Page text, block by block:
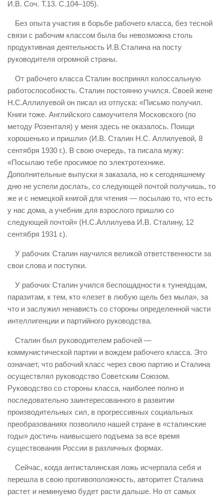
И.В. Соч. Т.13. С.104–105).
Без опыта участия в борьбе рабочего класса, без тесной
связи с рабочим классом была бы невозможна столь
продуктивная деятельность И.В.Сталина на посту
руководителя огромной страны.
От рабочего класса Сталин воспринял колоссальную
работоспособность. Сталин постоянно учился. Своей жене
Н.С.Аллилуевой он писал из отпуска: «Письмо получил.
Книги тоже. Английского самоучителя Московского (по
методу Розенталя) у меня здесь не оказалось. Поищи
хорошенько и пришли» (И.В. Сталин Н.С. Аллилуевой, 8
сентября 1930 г.). В свою очередь, та писала мужу:
«Посылаю тебе просимое по электротехнике.
Дополнительные выпуски я заказала, но к сегодняшнему
дню не успели дослать, со следующей почтой получишь, то
же и с немецкой книгой для чтения — посылаю то, что есть
у нас дома, а учебник для взрослого пришлю со
следующей почтой» (Н.С.Аллилуева И.В. Сталину, 12
сентября 1931 г.).
У рабочих Сталин научился великой ответственности за
свои слова и поступки.
У рабочих Сталин учился беспощадности к тунеядцам,
паразитам, к тем, кто «лезет в любую щель без мыла», за
что и заслужил ненависть со стороны определенной части
интеллигенции и партийного руководства.
Сталин был руководителем рабочей —
коммунистической партии и вождем рабочего класса. Это
означает, что рабочий класс через свою партию и Сталина
осуществлял руководство Советским Союзом.
Руководство со стороны класса, наиболее полно и
последовательно заинтересованного в развитии
производительных сил, в прогрессивных социальных
преобразованиях позволило нашей стране в «сталинские
годы» достичь наивысшего подъема за все время
существования России в различных формах.
Сейчас, когда антисталинская ложь исчерпала себя и
перешла в свою противоположность, авторитет Сталина
растет и неминуемо будет расти дальше. Но от самых